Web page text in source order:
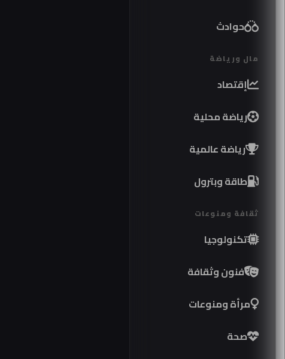
حوادث
مال ورياضة
إقتصاد
رياضة محلية
رياضة عالمية
طاقة وبترول
ثقافة ومنوعات
تكنولوجيا
فنون وثقافة
مرأة ومنوعات
صحة